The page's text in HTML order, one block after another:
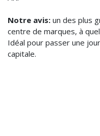
Notre avis: un des plus
centre de marques, à
Idéal pour passer une
capitale.